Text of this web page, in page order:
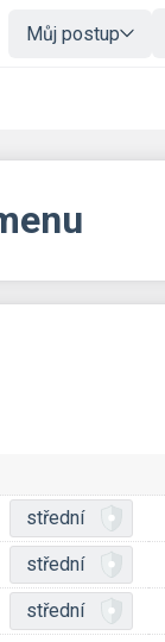
Můj postup
střední
střední
střední